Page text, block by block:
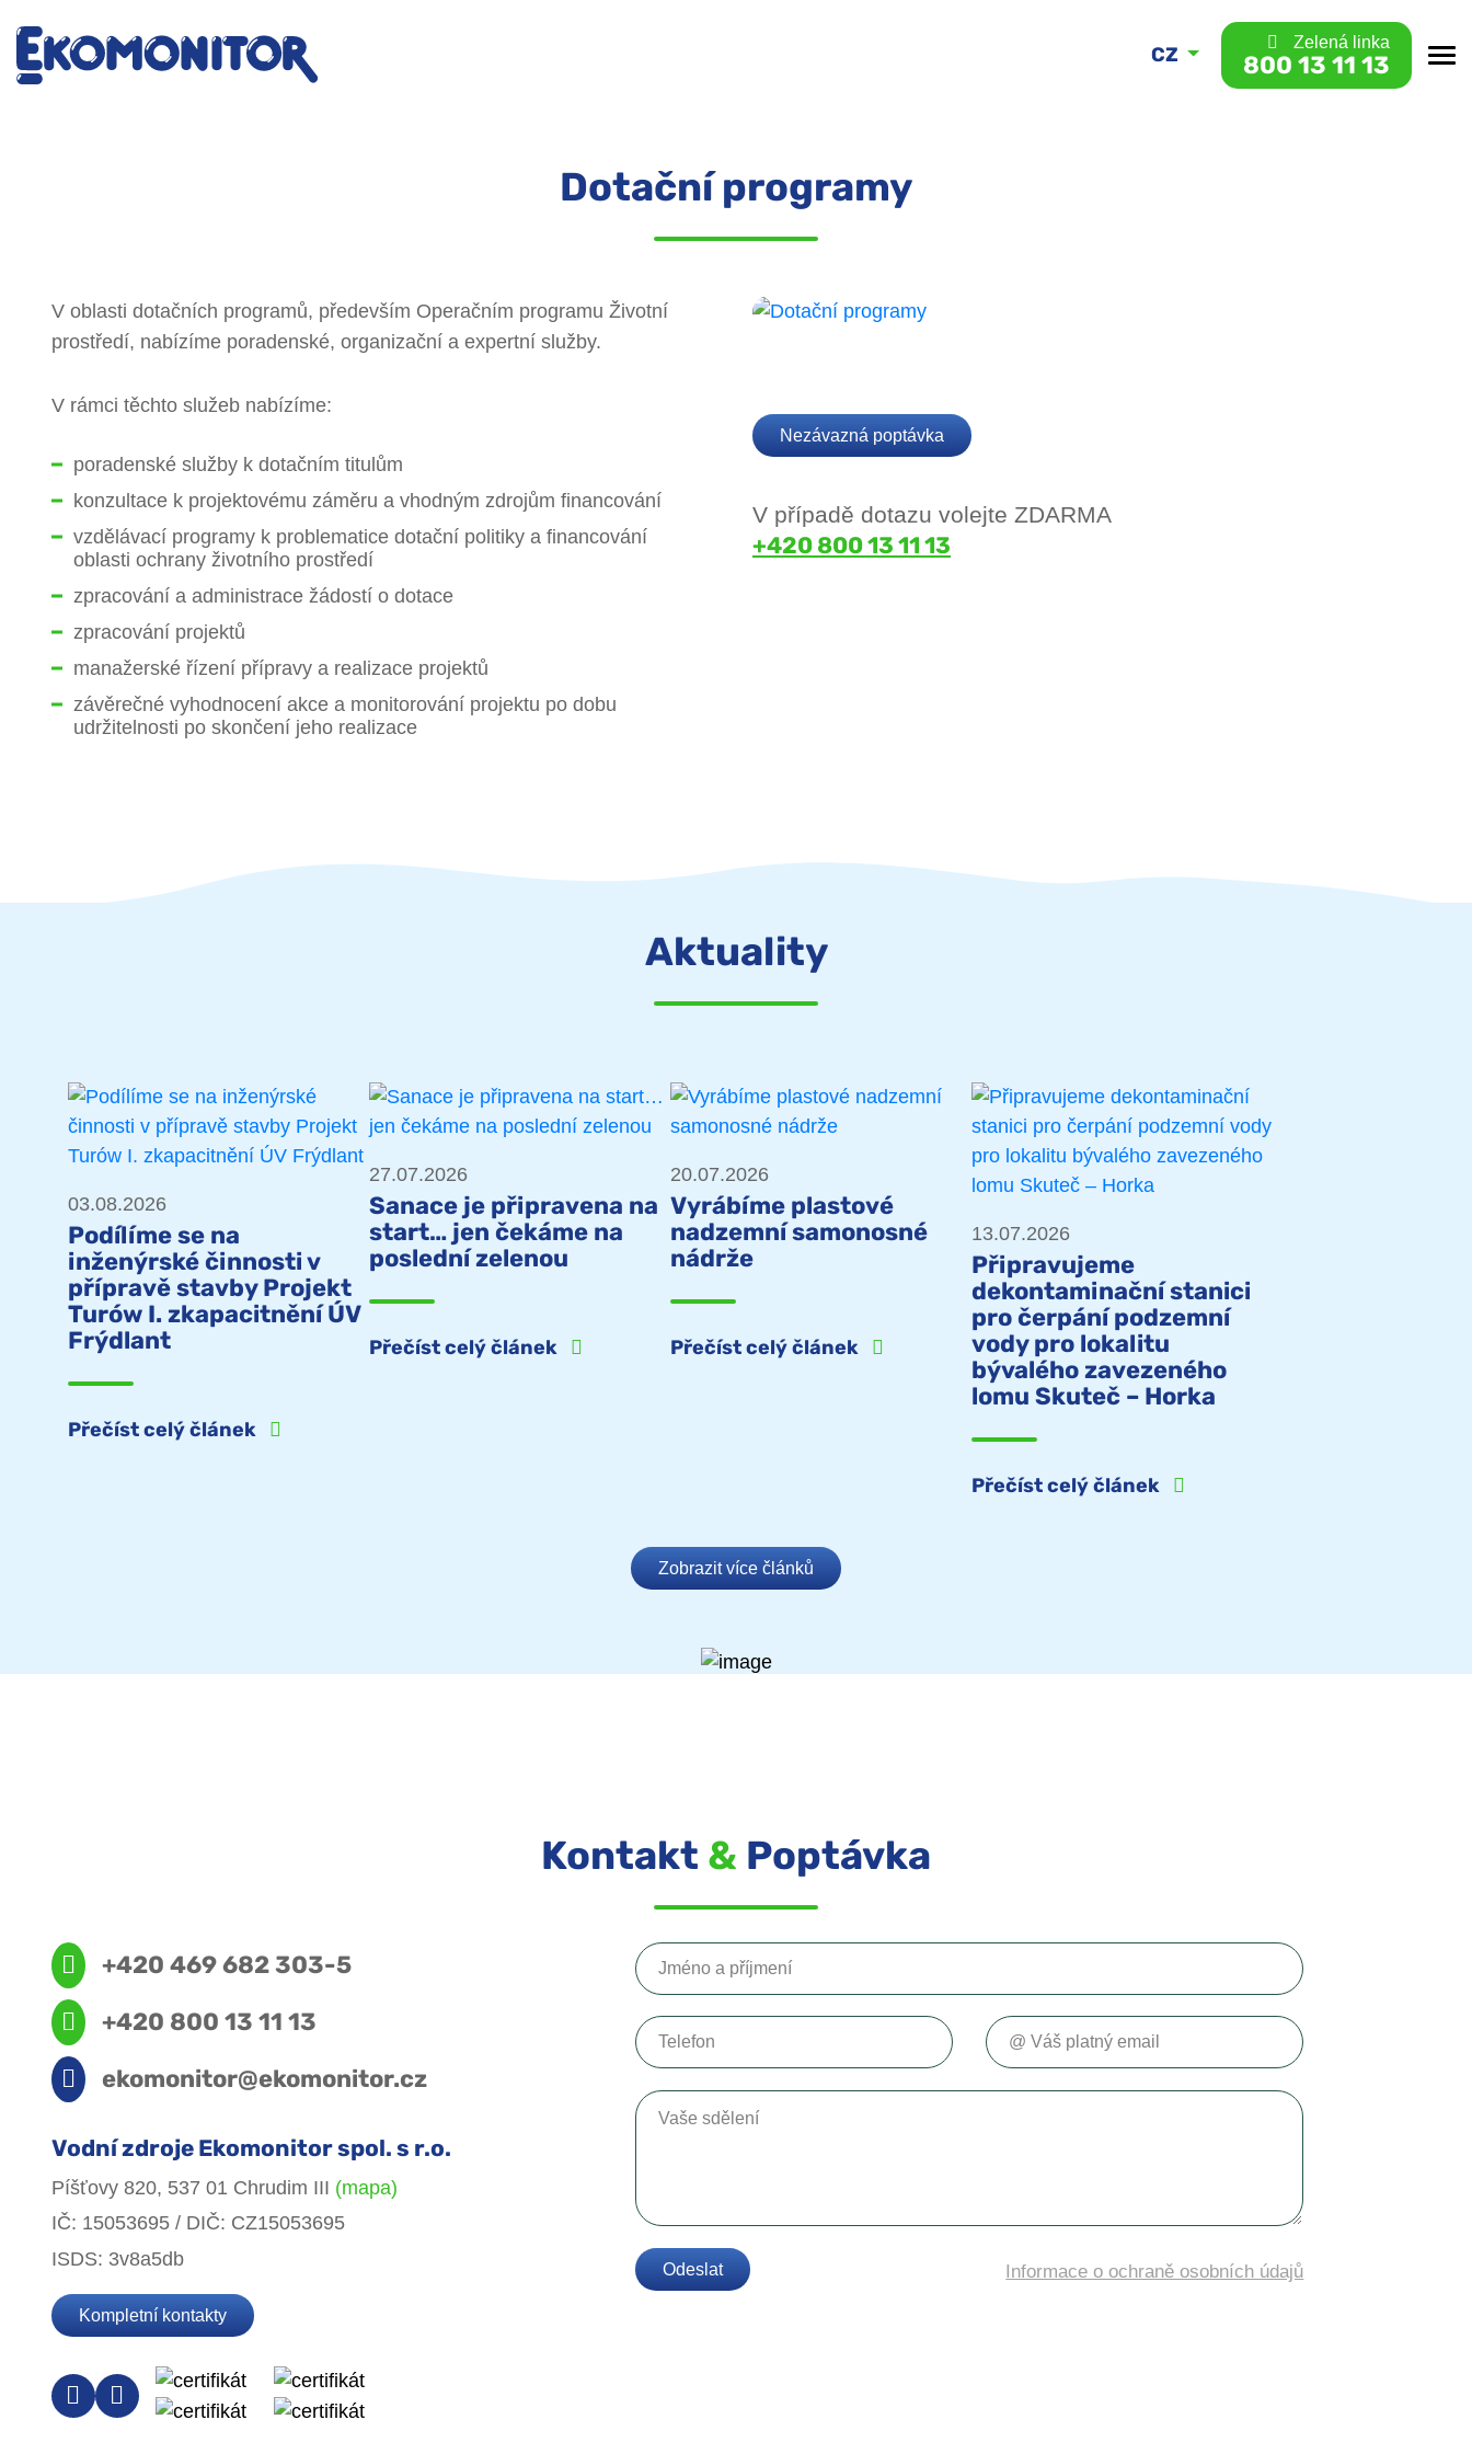
CZ
Zelená linka
800 13 11 13
Dotační programy
V oblasti dotačních programů, především Operačním programu Životní
prostředí, nabízíme poradenské, organizační a expertní služby.
V rámci těchto služeb nabízíme:
poradenské služby k dotačním titulům
konzultace k projektovému záměru a vhodným zdrojům financování
vzdělávací programy k problematice dotační politiky a financování
oblasti ochrany životního prostředí
zpracování a administrace žádostí o dotace
zpracování projektů
manažerské řízení přípravy a realizace projektů
závěrečné vyhodnocení akce a monitorování projektu po dobu
udržitelnosti po skončení jeho realizace
Nezávazná poptávka
V případě dotazu volejte ZDARMA
+420 800 13 11 13
Aktuality
03.08.2026
Podílíme se na
inženýrské činnosti v
přípravě stavby Projekt
Turów I. zkapacitnění ÚV
Frýdlant
Přečíst celý článek
27.07.2026
Sanace je připravena na
start… jen čekáme na
poslední zelenou
Přečíst celý článek
20.07.2026
Vyrábíme plastové
nadzemní samonosné
nádrže
Přečíst celý článek
13.07.2026
Připravujeme
dekontaminační stanici
pro čerpání podzemní
vody pro lokalitu
bývalého zavezeného
lomu Skuteč – Horka
Přečíst celý článek
Zobrazit více článků
Kontakt & Poptávka
+420 469 682 303-5
+420 800 13 11 13
ekomonitor@ekomonitor.cz
Vodní zdroje Ekomonitor spol. s r.o.
Píšťovy 820, 537 01 Chrudim III (mapa)
IČ: 15053695 / DIČ: CZ15053695
ISDS: 3v8a5db
Kompletní kontakty
Jméno a příjmení
Telefon Váš platný email
Vaše sdělení
Odeslat Informace o ochraně osobních údajů